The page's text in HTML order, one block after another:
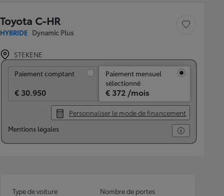
Toyota C-HR
HYBRIDE Dynamic Plus
Sauvegarder le
STEKENE
Paiement comptant
€ 30.950
Paiement mensuel
sélectionné
€ 372 /mois
Personnaliser le mode de financement
Mentions légales
Type de voiture
Nombre de portes